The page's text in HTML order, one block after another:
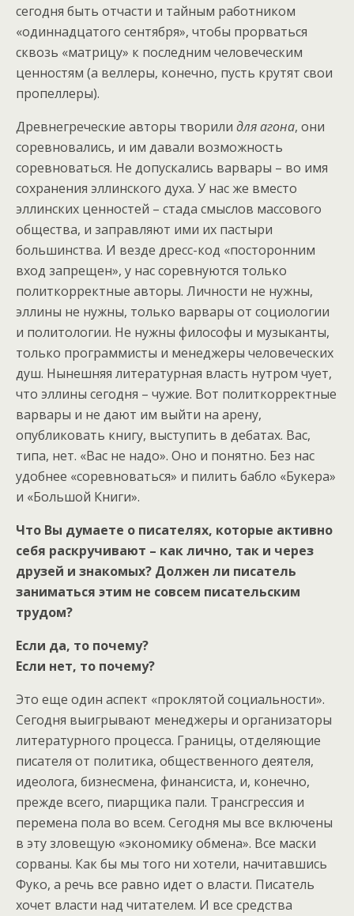
сегодня быть отчасти и тайным работником
«одиннадцатого сентября», чтобы прорваться
сквозь «матрицу» к последним человеческим
ценностям (а веллеры, конечно, пусть крутят свои
пропеллеры).
Древнегреческие авторы творили для агона, они
соревновались, и им давали возможность
соревноваться. Не допускались варвары – во имя
сохранения эллинского духа. У нас же вместо
эллинских ценностей – стада смыслов массового
общества, и заправляют ими их пастыри
большинства. И везде дресс-код «посторонним
вход запрещен», у нас соревнуются только
политкорректные авторы. Личности не нужны,
эллины не нужны, только варвары от социологии
и политологии. Не нужны философы и музыканты,
только программисты и менеджеры человеческих
душ. Нынешняя литературная власть нутром чует,
что эллины сегодня – чужие. Вот политкорректные
варвары и не дают им выйти на арену,
опубликовать книгу, выступить в дебатах. Вас,
типа, нет. «Вас не надо». Оно и понятно. Без нас
удобнее «соревноваться» и пилить бабло «Букера»
и «Большой Книги».
Что Вы думаете о писателях, которые активно
себя раскручивают – как лично, так и через
друзей и знакомых? Должен ли писатель
заниматься этим не совсем писательским
трудом?
Если да, то почему?
Если нет, то почему?
Это еще один аспект «проклятой социальности».
Сегодня выигрывают менеджеры и организаторы
литературного процесса. Границы, отделяющие
писателя от политика, общественного деятеля,
идеолога, бизнесмена, финансиста, и, конечно,
прежде всего, пиарщика пали. Трансгрессия и
перемена пола во всем. Сегодня мы все включены
в эту зловещую «экономику обмена». Все маски
сорваны. Как бы мы того ни хотели, начитавшись
Фуко, а речь все равно идет о власти. Писатель
хочет власти над читателем. И все средства